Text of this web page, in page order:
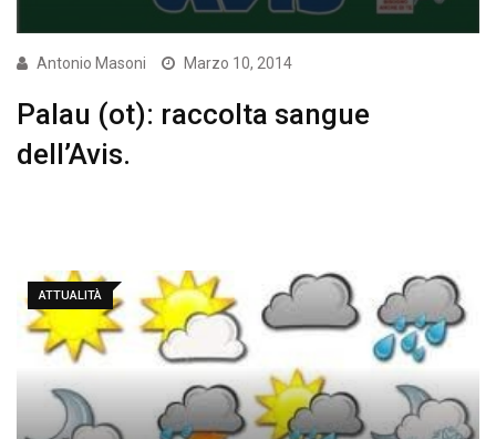
Antonio Masoni Marzo 10, 2014
Palau (ot): raccolta sangue
dell’Avis.
ATTUALITÀ